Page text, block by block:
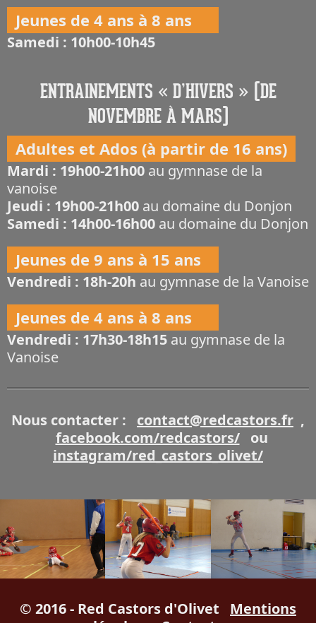
Jeunes de 4 ans à 8 ans
Samedi : 10h00-10h45
ENTRAINEMENTS « D’HIVERS » (DE
NOVEMBRE À MARS)
Adultes et Ados (à partir de 16 ans)
Mardi : 19h00-21h00 au gymnase de la
vanoise
Jeudi : 19h00-21h00 au domaine du Donjon
Samedi : 14h00-16h00 au domaine du Donjon
Jeunes de 9 ans à 15 ans
Vendredi : 18h-20h au gymnase de la Vanoise
Jeunes de 4 ans à 8 ans
Vendredi : 17h30-18h15 au gymnase de la
Vanoise
Nous contacter : contact@redcastors.fr ,
facebook.com/redcastors/
ou
instagram/red_castors_olivet/
© 2016 - Red Castors d'Olivet
Mentions